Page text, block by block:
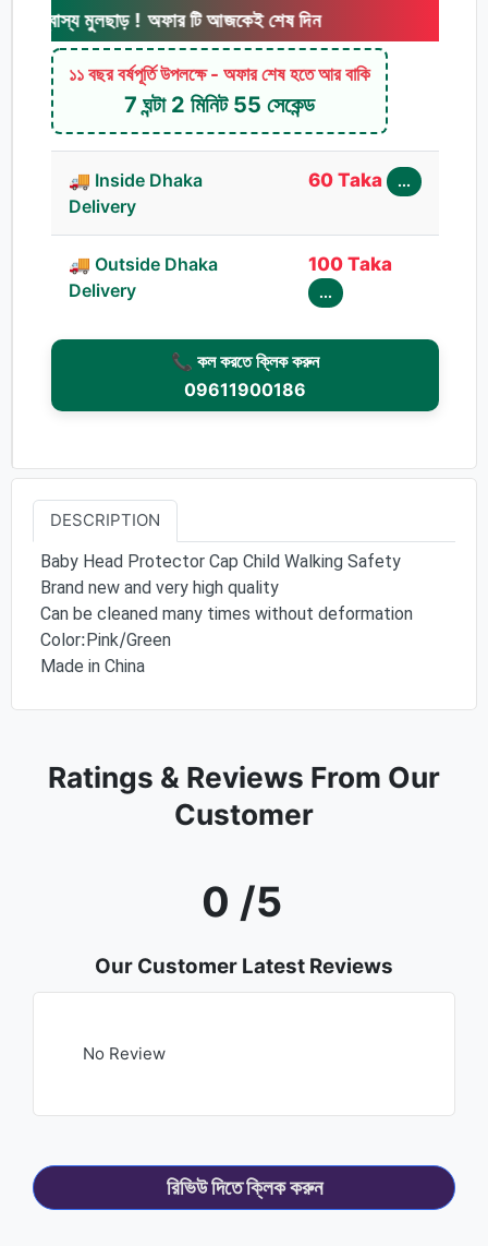
! অফার টি আজকেই শেষ দিন
১১ বছর বর্ষপূর্তি উপলক্ষে - অফার শেষ হতে আর বাকি
7 ঘন্টা 2 মিনিট 54 সেকেন্ড
🚚 Inside Dhaka
Delivery
60 Taka ...
🚚 Outside Dhaka
Delivery
100 Taka
...
📞 কল করতে ক্লিক করুন
09611900186
DESCRIPTION
Baby Head Protector Cap Child Walking Safety
Brand new and very high quality
Can be cleaned many times without deformation
Color:Pink/Green
Made in China
Ratings & Reviews From Our
Customer
0 /5
Our Customer Latest Reviews
No Review
রিভিউ দিতে ক্লিক করুন